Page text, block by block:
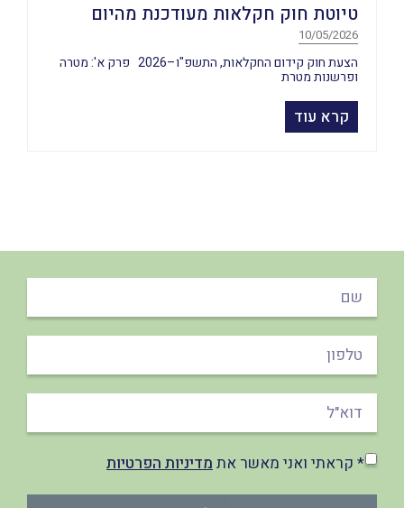
טיוטת חוק חקלאות מעודכנת מהיום
10/05/2026
הצעת חוק קידום החקלאות, התשפ"ו–2026 פרק א': מטרה
ופרשנות מטרת
קרא עוד
* קראתי ואני מאשר אתמדיניות הפרטיות